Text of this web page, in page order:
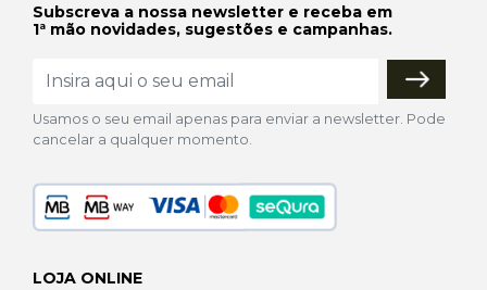
Subscreva a nossa newsletter e receba em
1ª mão novidades, sugestões e campanhas.
Usamos o seu email apenas para enviar a newsletter. Pode
cancelar a qualquer momento.
LOJA ONLINE